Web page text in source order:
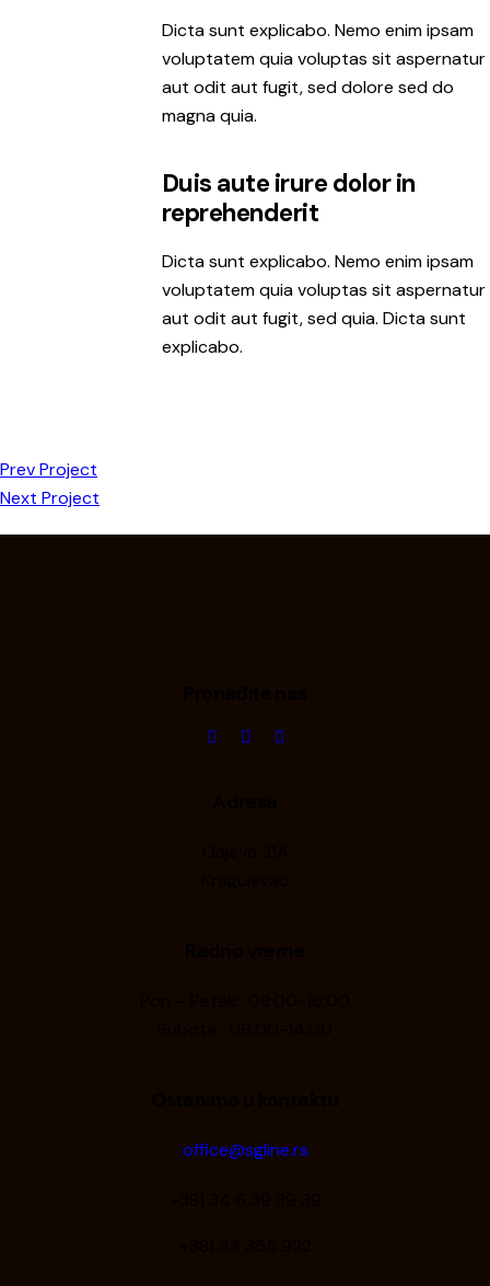
Dicta sunt explicabo. Nemo enim ipsam
voluptatem quia voluptas sit aspernatur
aut odit aut fugit, sed dolore sed do
magna quia.
Duis aute irure dolor in
reprehenderit
Dicta sunt explicabo. Nemo enim ipsam
voluptatem quia voluptas sit aspernatur
aut odit aut fugit, sed quia. Dicta sunt
explicabo.
Prev Project
Next Project
office@sgline.rs